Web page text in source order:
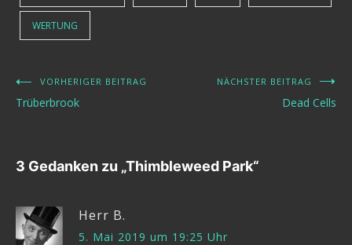
WERTUNG
Beitragsnavigation
VORHERIGER BEITRAG
Trüberbrook
NÄCHSTER BEITRAG
Dead Cells
3 Gedanken zu „Thimbleweed Park“
Herr B.
5. Mai 2019 um 19:25 Uhr